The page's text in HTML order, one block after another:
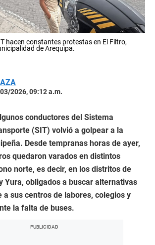
hacen constantes protestas en El Filtro,
de Arequipa.
2026, 09:12 a.m.
conductores del Sistema
(SIT) volvió a golpear a la
Desde tempranas horas de ayer,
quedaron varados en distintos
norte, es decir, en los distritos de
Yura, obligados a buscar alternativas
a sus centros de labores, colegios y
la falta de buses.